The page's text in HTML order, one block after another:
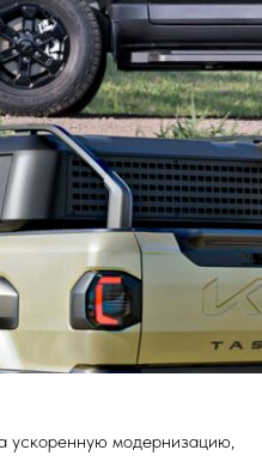
ускоренную модернизацию,